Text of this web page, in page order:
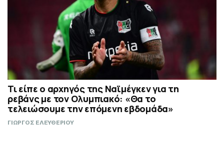
Τι είπε ο αρχηγός της Ναϊμέγκεν για τη
ρεβάνς με τον Ολυμπιακό: «Θα το
τελειώσουμε την επόμενη εβδομάδα»
ΓΙΩΡΓΟΣ ΕΛΕΥΘΕΡΙΟΥ